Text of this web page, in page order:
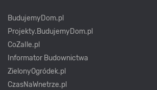
BudujemyDom.pl
Projekty.BudujemyDom.pl
CoZaIle.pl
Informator Budownictwa
ZielonyOgródek.pl
CzasNaWnetrze.pl